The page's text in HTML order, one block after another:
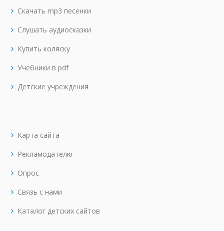
Скачать mp3 песенки
Слушать аудиосказки
Купить коляску
Учебники в pdf
Детские учреждения
Карта сайта
Рекламодателю
Опрос
Связь с нами
Каталог детских сайтов